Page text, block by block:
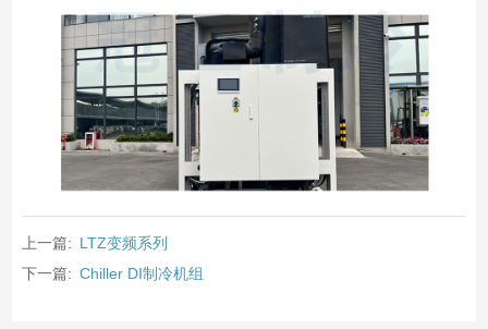
上一篇: LTZ变频系列
下一篇: Chiller DI制冷机组